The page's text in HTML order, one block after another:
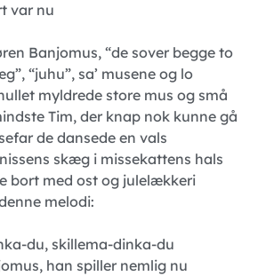
var nu
Banjomus, “de sover begge to
“juhu”, sa’ musene og lo
myldrede store mus og små
Tim, der knap nok kunne gå
de dansede en vals
skæg i missekattens hals
bort med ost og julelækkeri
melodi:
du, skillema-dinka-du
han spiller nemlig nu